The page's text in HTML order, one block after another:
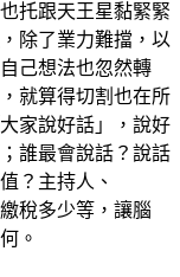
托跟天王星黏緊緊
除了業力難擋，以
己想法也忽然轉
就算得切割也在所
家說好話」，說好
誰最會說話？說話
？主持人、
稅多少等，讓腦
。